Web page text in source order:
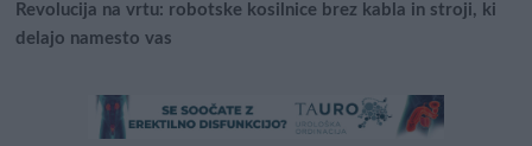
Revolucija na vrtu: robotske kosilnice brez kabla in stroji, ki
delajo namesto vas